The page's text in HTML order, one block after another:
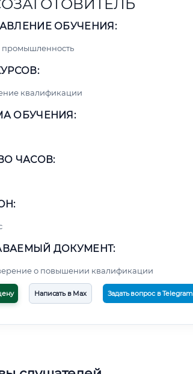
ОБУЧЕНИЯ:
промышленность
квалификации
ОБУЧЕНИЯ:
ЧАСОВ:
ДОКУМЕНТ:
о повышении квалификации
Написать в Max Задать вопрос в Telegram